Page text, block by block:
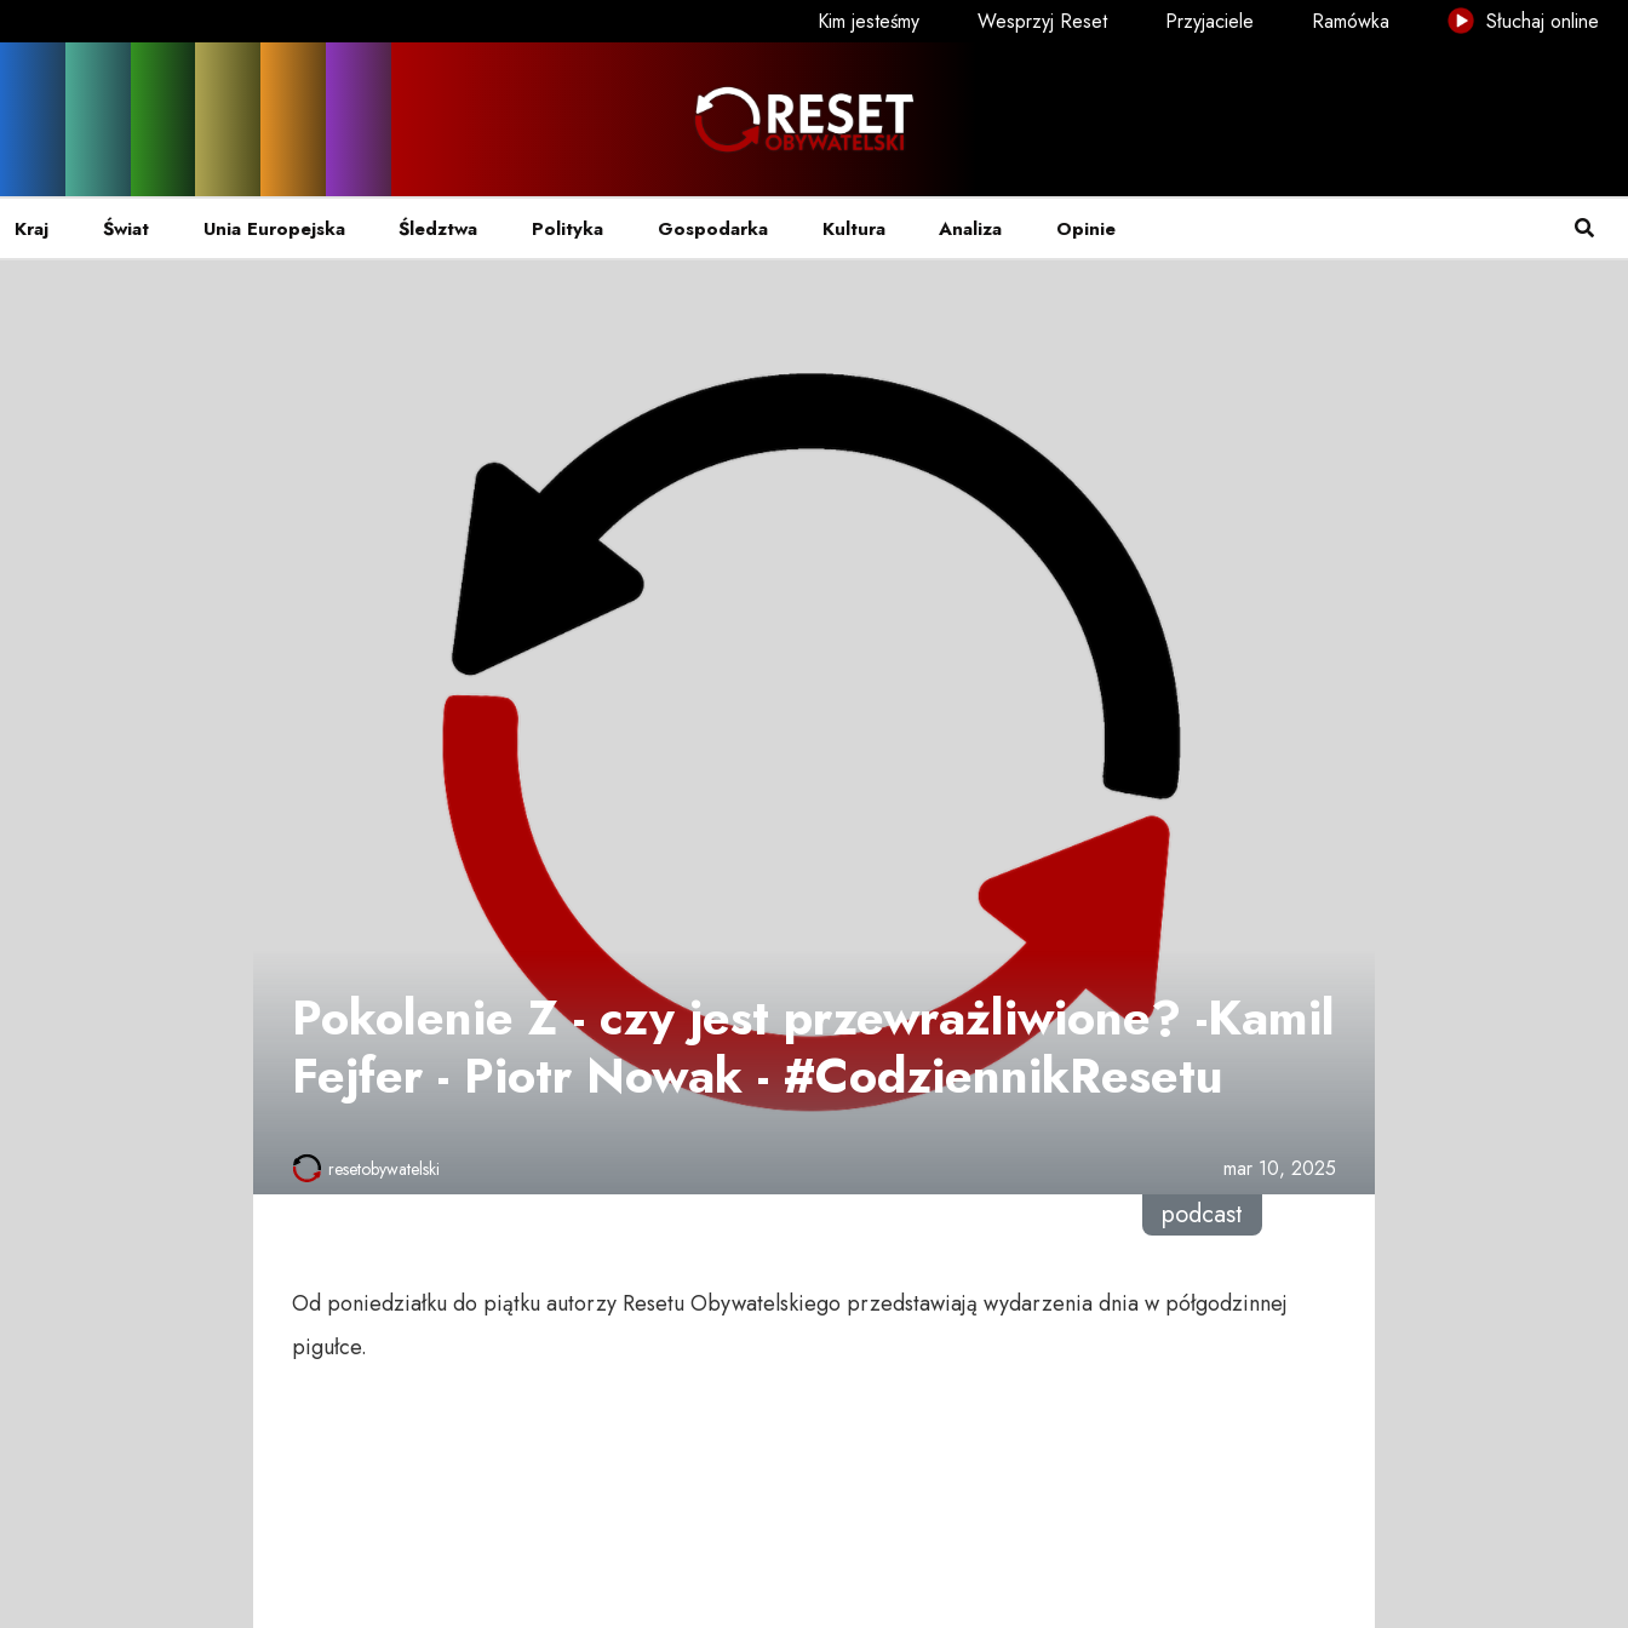
Kim jesteśmy Wesprzyj Reset Przyjaciele Ramówka Słuchaj online
Kraj Świat Unia Europejska Śledztwa Polityka Gospodarka Kultura Analiza Opinie
Pokolenie Z - czy jest przewrażliwione? -Kamil
Fejfer - Piotr Nowak - #CodziennikResetu
resetobywatelski mar 10, 2025
podcast
Od poniedziałku do piątku autorzy Resetu Obywatelskiego przedstawiają wydarzenia dnia w półgodzinnej
pigułce.